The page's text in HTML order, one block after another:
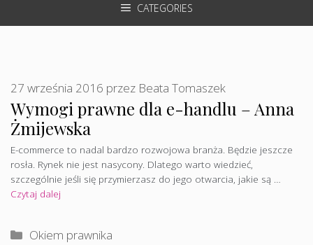
CATEGORIES
Wymogi prawne dla e-handlu – Anna
Żmijewska
27 września 2016 przez Beata Tomaszek
E-commerce to nadal bardzo rozwojowa branża. Będzie jeszcze
rosła. Rynek nie jest nasycony. Dlatego warto wiedzieć,
szczególnie jeśli się przymierzasz do jego otwarcia, jakie są …
Czytaj dalej
Kategorie
Okiem prawnika